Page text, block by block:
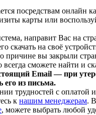
посредствам онлайн
карты или
направит Вас на
скачать на своё
причине вы закрыли
всегда сможете найти и
Email — при
его из письма.
трудностей с оплатой
к нашим менеджерам.
, можете выбрать любой